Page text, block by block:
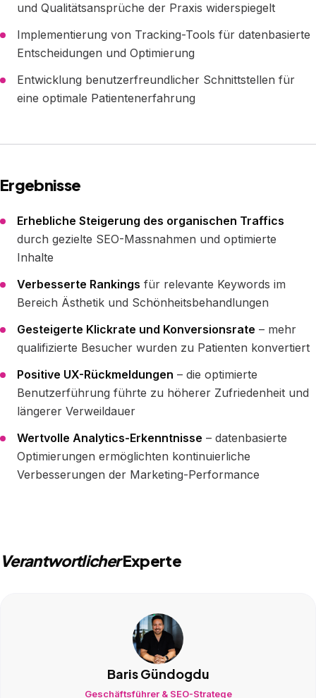
und Qualitätsansprüche der Praxis widerspiegelt
Implementierung von Tracking-Tools für datenbasierte
Entscheidungen und Optimierung
Entwicklung benutzerfreundlicher Schnittstellen für
eine optimale Patientenerfahrung
Ergebnisse
Erhebliche Steigerung des organischen Traffics
durch gezielte SEO-Massnahmen und optimierte
Inhalte
Verbesserte Rankings für relevante Keywords im
Bereich Ästhetik und Schönheitsbehandlungen
Gesteigerte Klickrate und Konversionsrate – mehr
qualifizierte Besucher wurden zu Patienten konvertiert
Positive UX-Rückmeldungen – die optimierte
Benutzerführung führte zu höherer Zufriedenheit und
längerer Verweildauer
Wertvolle Analytics-Erkenntnisse – datenbasierte
Optimierungen ermöglichten kontinuierliche
Verbesserungen der Marketing-Performance
VerantwortlicherExperte
Baris Gündogdu
Geschäftsführer & SEO-Stratege